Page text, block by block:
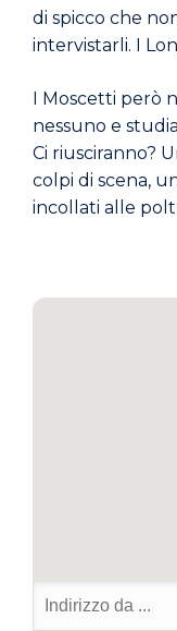
di spicco che
intervistarli. I
I Moscetti però
nessuno e
Ci riusciranno?
colpi di scena,
incollati alle